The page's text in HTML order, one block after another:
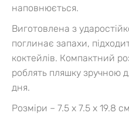
наповнюється.
Виготовлена з
поглинає запахи,
коктейлів. Компактний
роблять пляшку зручною
дня.
Розміри – 7.5 х 7.5 х 19.8